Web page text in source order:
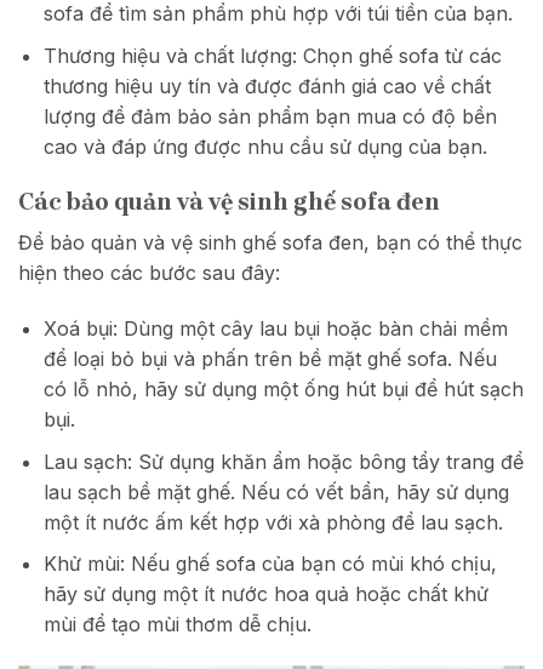
sofa để tìm sản phẩm phù hợp với túi tiền của bạn.
Thương hiệu và chất lượng: Chọn ghế sofa từ các
thương hiệu uy tín và được đánh giá cao về chất
lượng để đảm bảo sản phẩm bạn mua có độ bền
cao và đáp ứng được nhu cầu sử dụng của bạn.
Các bảo quản và vệ sinh ghế sofa đen
Để bảo quản và vệ sinh ghế sofa đen, bạn có thể thực
hiện theo các bước sau đây:
Xoá bụi: Dùng một cây lau bụi hoặc bàn chải mềm
để loại bỏ bụi và phấn trên bề mặt ghế sofa. Nếu
có lỗ nhỏ, hãy sử dụng một ống hút bụi để hút sạch
bụi.
Lau sạch: Sử dụng khăn ẩm hoặc bông tẩy trang để
lau sạch bề mặt ghế. Nếu có vết bẩn, hãy sử dụng
một ít nước ấm kết hợp với xà phòng để lau sạch.
Khử mùi: Nếu ghế sofa của bạn có mùi khó chịu,
hãy sử dụng một ít nước hoa quả hoặc chất khử
mùi để tạo mùi thơm dễ chịu.